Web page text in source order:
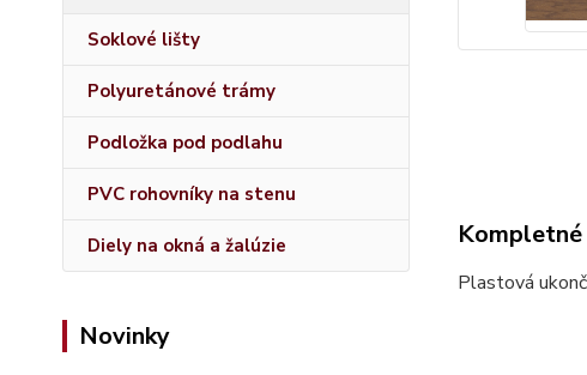
Soklové lišty
Polyuretánové trámy
Podložka pod podlahu
PVC rohovníky na stenu
Diely na okná a žalúzie
Novinky
Plastová